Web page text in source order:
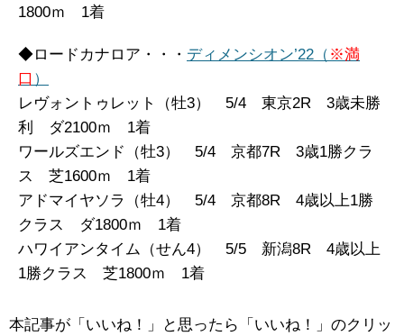
1800ｍ 1着
◆ロードカナロア・・・ ディメンシオン’22（ ※満
口 ）
レヴォントゥレット（牡3） 5/4 東京2R 3歳未勝
利 ダ2100ｍ 1着
ワールズエンド（牡3） 5/4 京都7R 3歳1勝クラ
ス 芝1600ｍ 1着
アドマイヤソラ（牡4） 5/4 京都8R 4歳以上1勝
クラス ダ1800ｍ 1着
ハワイアンタイム（せん4） 5/5 新潟8R 4歳以上
1勝クラス 芝1800ｍ 1着
本記事が「いいね！」と思ったら「いいね！」のクリッ